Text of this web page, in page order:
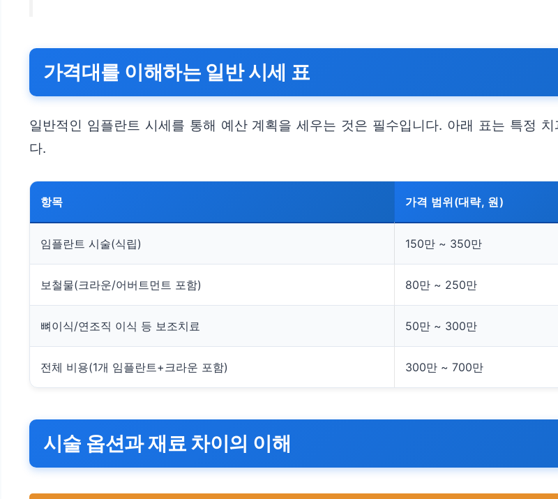
가격대를 이해하는 일반 시세 표
일반적인 임플란트 시세를 통해 예산 계획을 세우는 것은 필수입니다. 아래 표는 특정
다.
항목 가격 범위(대략, 원)
임플란트 시술(식립) 150만 ~ 350만
보철물(크라운/어버트먼트 포함) 80만 ~ 250만
뼈이식/연조직 이식 등 보조치료 50만 ~ 300만
전체 비용(1개 임플란트+크라운 포함) 300만 ~ 700만
시술 옵션과 재료 차이의 이해